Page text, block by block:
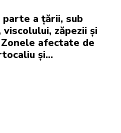
parte a țării, sub
zăpezii și
afectate de
și…